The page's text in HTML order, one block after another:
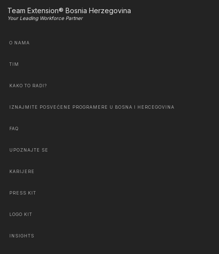
Team Extension® Bosnia Herzegovina
Your Leading Workforce Partner
O NAMA
TIM
KAKO TO RADI?
IZNAJMITE POSVEĆENE PROGRAMERE U BOSNA I HERCEGOVINA
FAQ
UPOZNAJTE SE
KARIJERE
PRESS KIT
LOGO KIT
INSIGHTS